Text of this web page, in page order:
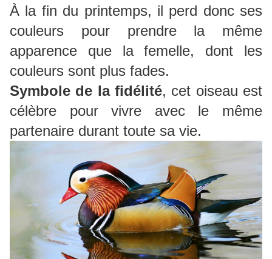
À la fin du printemps, il perd donc ses
couleurs pour prendre la même
apparence que la femelle, dont les
couleurs sont plus fades.
Symbole de la fidélité, cet oiseau est
célèbre pour vivre avec le même
partenaire durant toute sa vie.